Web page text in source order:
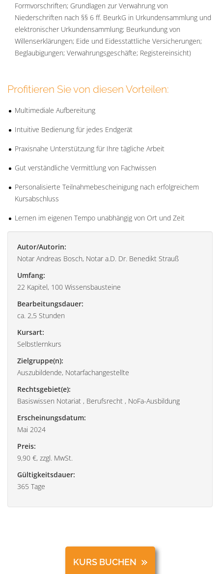
Formvorschriften; Grundlagen zur Verwahrung von
Niederschriften nach §§ 6 ff. BeurkG in Urkundensammlung und
elektronischer Urkundensammlung; Beurkundung von
Willenserklärungen; Eide und Eidesstattliche Versicherungen;
Beglaubigungen; Verwahrungsgeschäfte; Registereinsicht)
Profitieren Sie von diesen Vorteilen:
Multimediale Aufbereitung
Intuitive Bedienung für jedes Endgerät
Praxisnahe Unterstützung für Ihre tägliche Arbeit
Gut verständliche Vermittlung von Fachwissen
Personalisierte Teilnahmebescheinigung nach erfolgreichem
Kursabschluss
Lernen im eigenen Tempo unabhängig von Ort und Zeit
Autor/Autorin:
Notar Andreas Bosch, Notar a.D. Dr. Benedikt Strauß
Umfang:
22 Kapitel, 100 Wissensbausteine
Bearbeitungsdauer:
ca. 2,5 Stunden
Kursart:
Selbstlernkurs
Zielgruppe(n):
Auszubildende, Notarfachangestellte
Rechtsgebiet(e):
Basiswissen Notariat , Berufsrecht , NoFa-Ausbildung
Erscheinungsdatum:
Mai 2024
Preis:
9,90 €, zzgl. MwSt.
Gültigkeitsdauer:
365 Tage
KURS BUCHEN